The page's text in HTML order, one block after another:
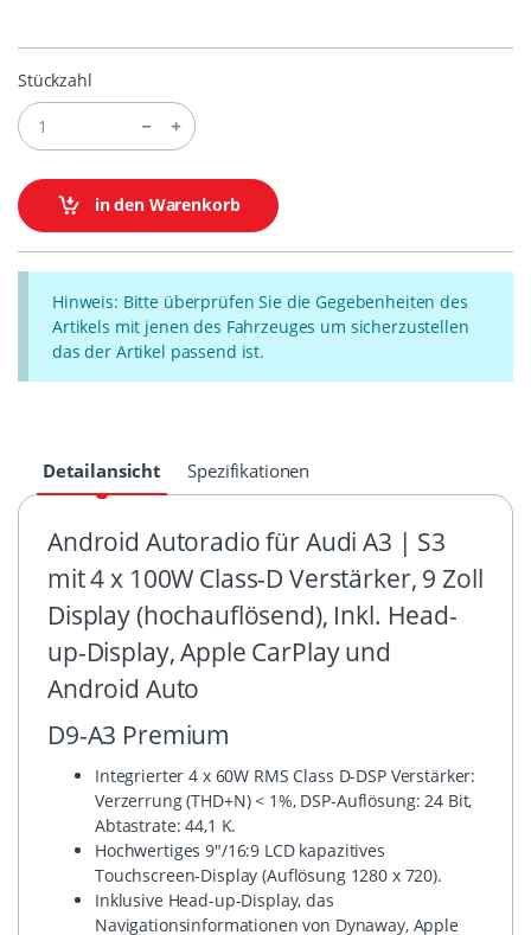
Stückzahl
in den Warenkorb
Hinweis: Bitte überprüfen Sie die Gegebenheiten des
Artikels mit jenen des Fahrzeuges um sicherzustellen
das der Artikel passend ist.
Detailansicht Spezifikationen
Android Autoradio für Audi A3 | S3
mit 4 x 100W Class-D Verstärker, 9 Zoll
Display (hochauflösend), Inkl. Head-
up-Display, Apple CarPlay und
Android Auto
D9-A3 Premium
Integrierter 4 x 60W RMS Class D-DSP Verstärker:
Verzerrung (THD+N) < 1%, DSP-Auflösung: 24 Bit,
Abtastrate: 44,1 K.
Hochwertiges 9″/16:9 LCD kapazitives
Touchscreen-Display (Auflösung 1280 x 720).
Inklusive Head-up-Display, das
Navigationsinformationen von Dynaway, Apple